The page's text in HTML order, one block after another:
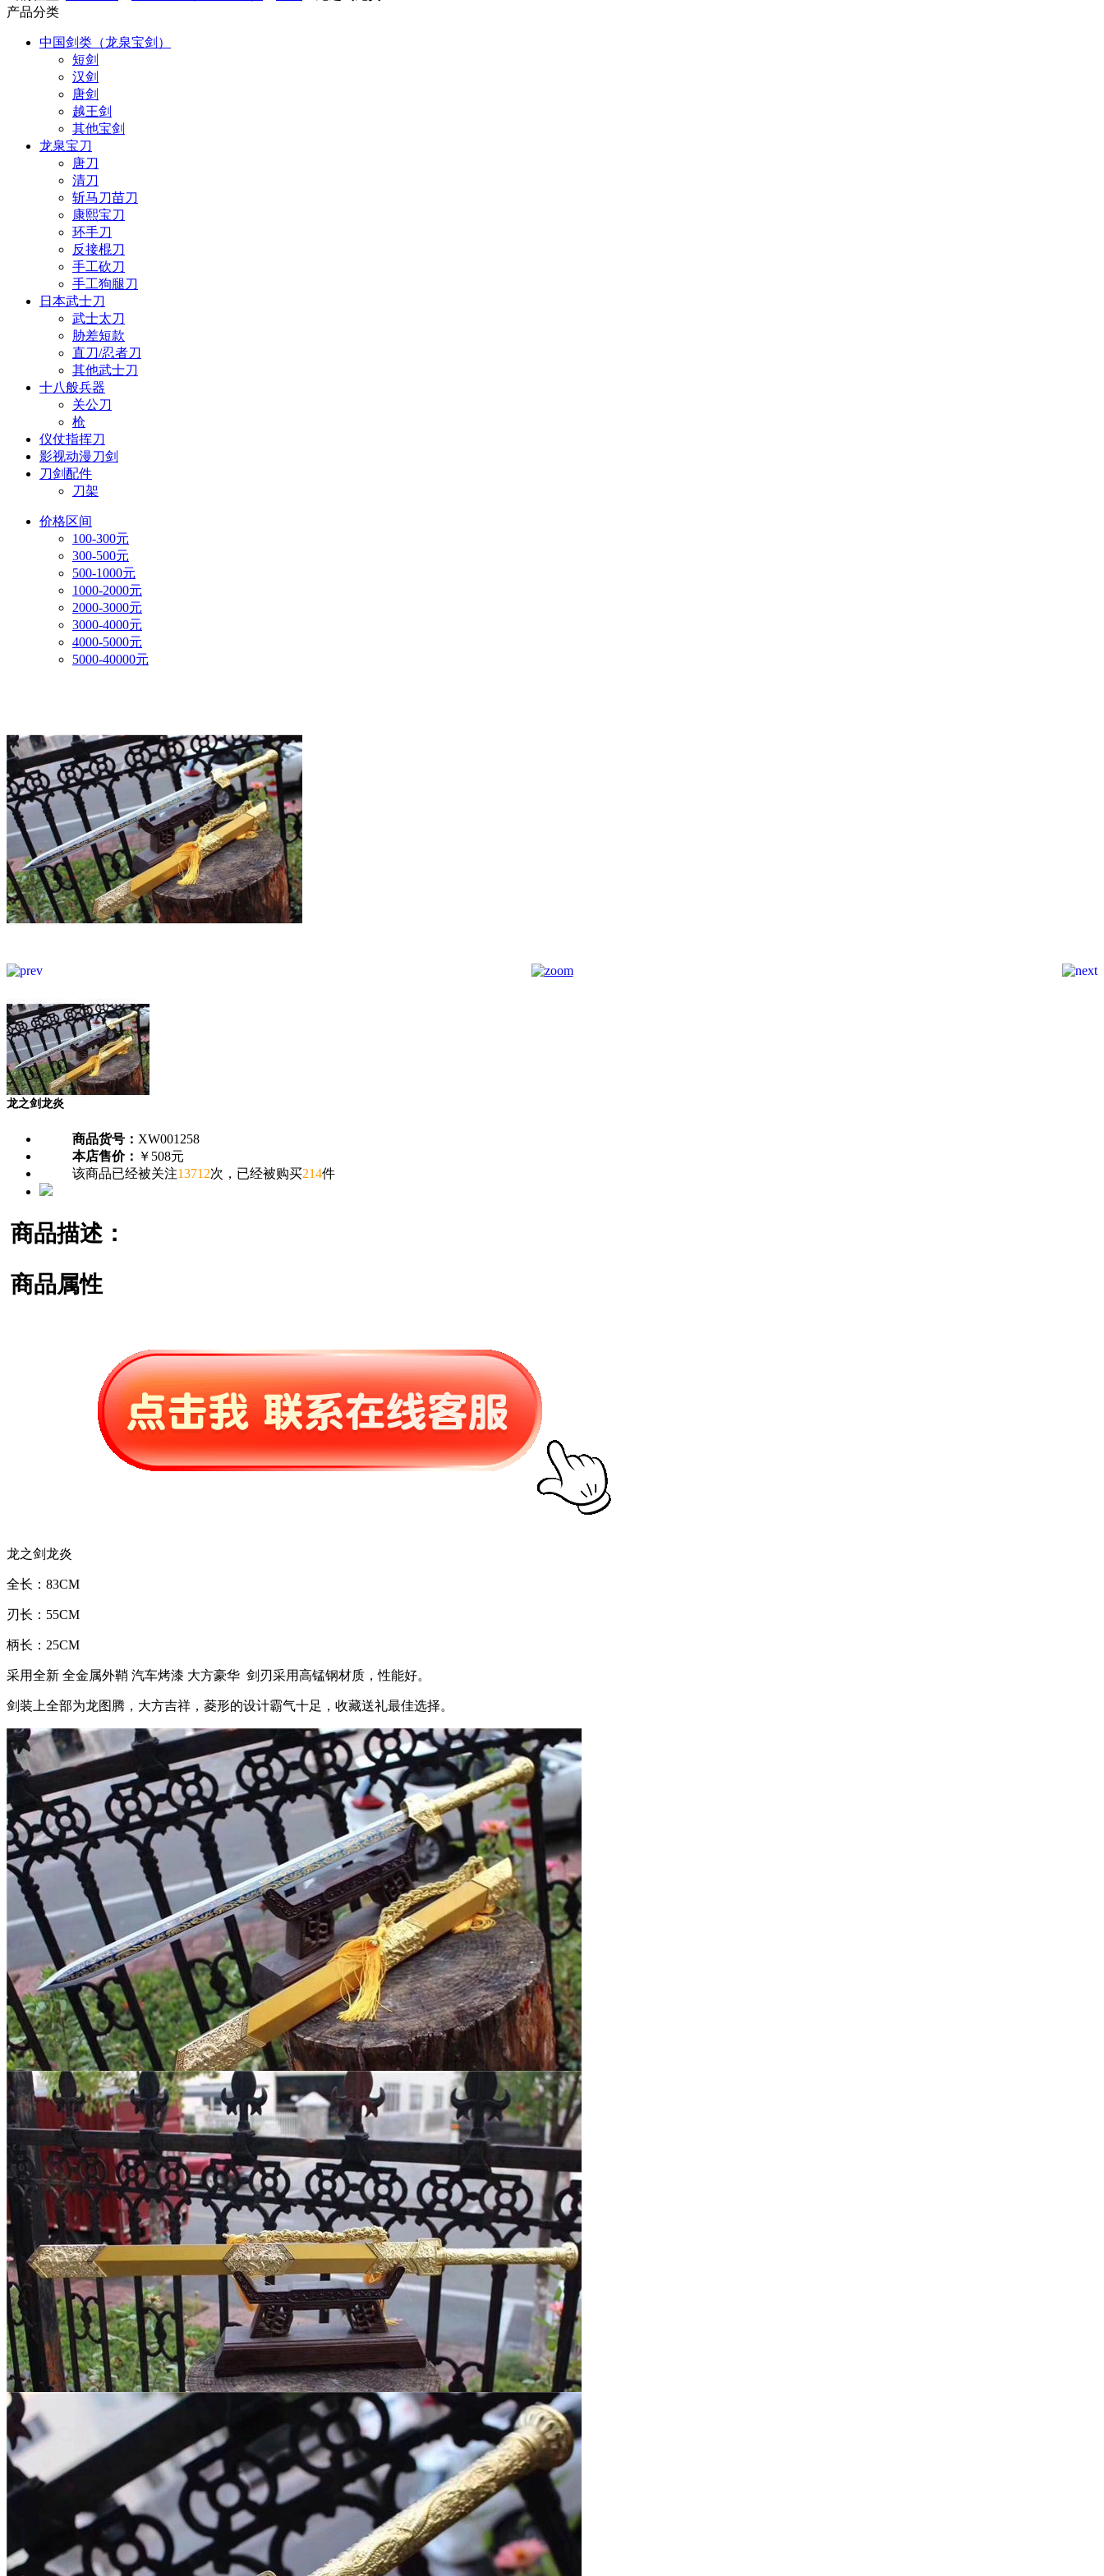
产品分类
中国剑类（龙泉宝剑）
短剑
汉剑
唐剑
越王剑
其他宝剑
龙泉宝刀
唐刀
清刀
斩马刀苗刀
康熙宝刀
环手刀
反接棍刀
手工砍刀
手工狗腿刀
日本武士刀
武士太刀
胁差短款
直刀/忍者刀
其他武士刀
十八般兵器
关公刀
枪
仪仗指挥刀
影视动漫刀剑
刀剑配件
刀架
价格区间
100-300元
300-500元
500-1000元
1000-2000元
2000-3000元
3000-4000元
4000-5000元
5000-40000元
龙之剑龙炎
商品货号： XW001258
本店售价： ￥508元
该商品已经被关注13712次，已经被购买214件
商品描述：
商品属性
龙之剑龙炎
全长：83CM
刃长：55CM
柄长：25CM
采用全新 全金属外鞘 汽车烤漆 大方豪华 剑刃采用高锰钢材质，性能好。
剑装上全部为龙图腾，大方吉祥，菱形的设计霸气十足，收藏送礼最佳选择。